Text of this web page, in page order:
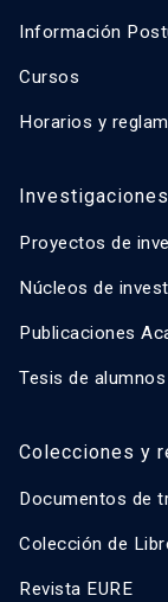
Información
Cursos
Horarios y
Proyectos de
Núcleos de
Publicaciones
Tesis de
Colecciones y
Documentos de
Colección de
Revista EURE